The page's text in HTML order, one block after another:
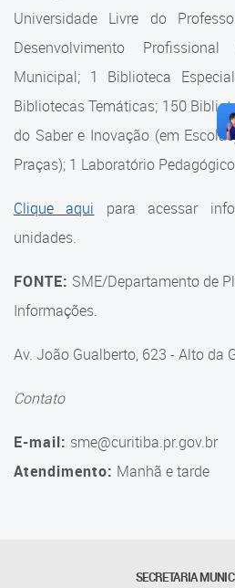
Gerência de Almoxarifado
Gerência de Aquisição e
Gestão Contratual de
Serviços
Gerência de Contratos
Gerência de Limpeza e
Suporte aos Contratos
Gerência de Segurança
Gerência de Transporte
Gerência de Transporte para
a Educação Especial - SITES
Tecnologia
Universidade Livre do
Desenvolvimento
Municipal; 1 Biblioteca
Bibliotecas Temáticas; 150
do Saber e Inovação (em
Praças); 1 Laboratório
Clique aqui para acessar
unidades.
FONTE: SME/Departamento de
Informações.
Av. João Gualberto, 623 - Alto da
Contato
E-mail: sme@curitiba.pr.gov.br
Atendimento: Manhã e tarde
SECRETARIA